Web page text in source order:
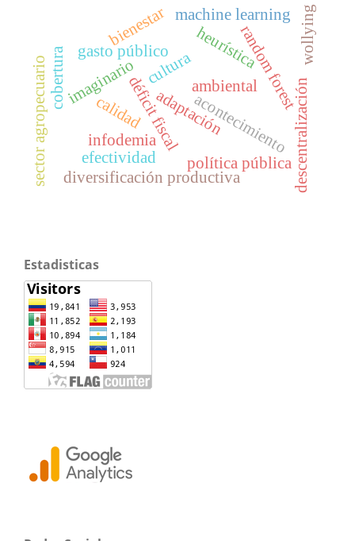
cultura
imaginario
acontecimiento
heurística
ambiental descentralización
déficit fiscal
gasto público
política pública
calidad
cobertura
bienestar
diversificación productiva
sector agropecuario
machine learning
random forest
adaptación
infodemia
wollying
efectividad
Estadisticas